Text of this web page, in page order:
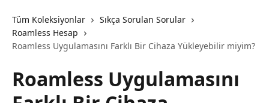
Tüm Koleksiyonlar
Sıkça Sorulan Sorular
Roamless Hesap
Roamless Uygulamasını Farklı Bir Cihaza Yükleyebilir miyim?
Roamless Uygulamasını